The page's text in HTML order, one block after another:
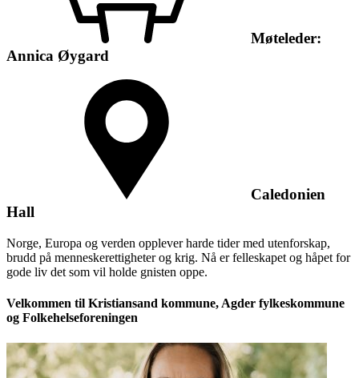
Møteleder:
Annica Øygard
Caledonien
Hall
Norge, Europa og verden opplever harde tider med utenforskap,
brudd på menneskerettigheter og krig. Nå er felleskapet og håpet for
gode liv det som vil holde gnisten oppe.
Velkommen til Kristiansand kommune, Agder fylkeskommune
og Folkehelseforeningen